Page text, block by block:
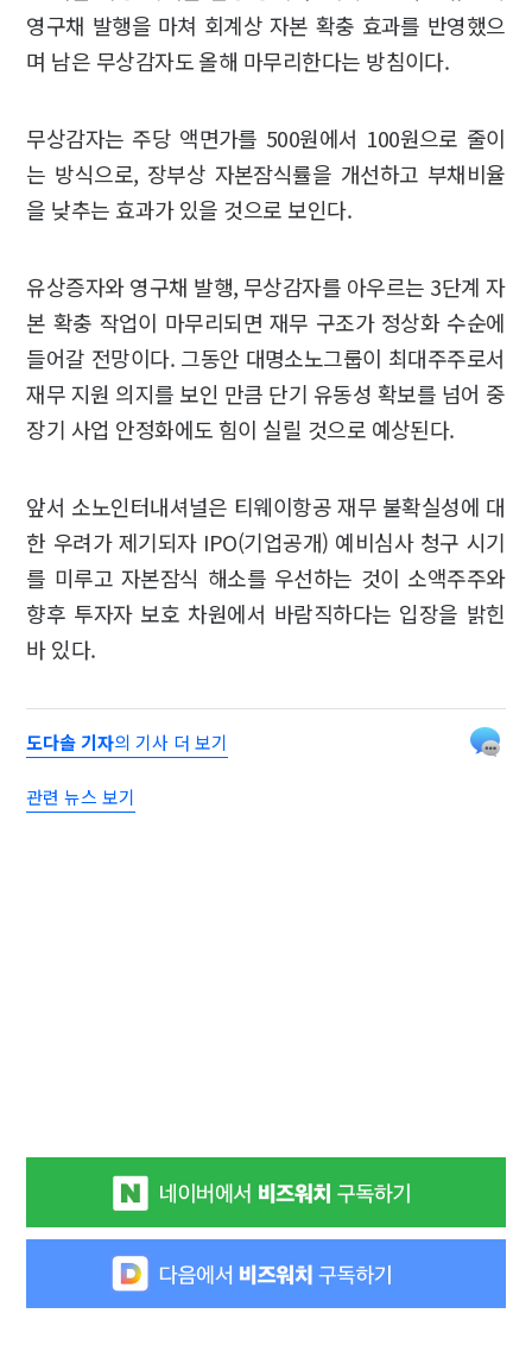
영구채 발행을 마쳐 회계상 자본 확충 효과를 반영했으
며 남은 무상감자도 올해 마무리한다는 방침이다.
무상감자는 주당 액면가를 500원에서 100원으로 줄이
는 방식으로, 장부상 자본잠식률을 개선하고 부채비율
을 낮추는 효과가 있을 것으로 보인다.
유상증자와 영구채 발행, 무상감자를 아우르는 3단계 자
본 확충 작업이 마무리되면 재무 구조가 정상화 수순에
들어갈 전망이다. 그동안 대명소노그룹이 최대주주로서
재무 지원 의지를 보인 만큼 단기 유동성 확보를 넘어 중
장기 사업 안정화에도 힘이 실릴 것으로 예상된다.
앞서 소노인터내셔널은 티웨이항공 재무 불확실성에 대
한 우려가 제기되자 IPO(기업공개) 예비심사 청구 시기
를 미루고 자본잠식 해소를 우선하는 것이 소액주주와
향후 투자자 보호 차원에서 바람직하다는 입장을 밝힌
바 있다.
도다솔 기자의 기사 더 보기
관련 뉴스 보기